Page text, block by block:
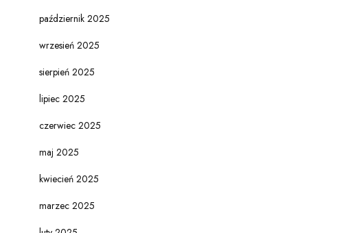
październik 2025
wrzesień 2025
sierpień 2025
lipiec 2025
czerwiec 2025
maj 2025
kwiecień 2025
marzec 2025